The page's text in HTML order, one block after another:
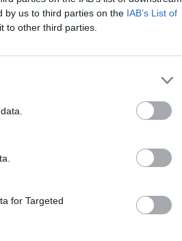
by us to third parties on the IAB’s List of
to other third parties.
for Targeted